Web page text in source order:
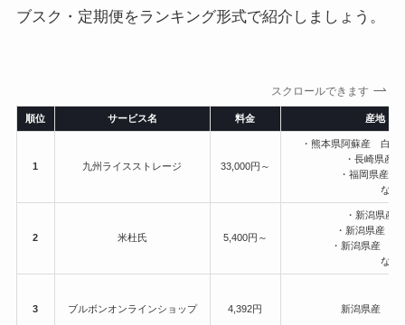
ブスク・定期便をランキング形式で紹介しましょう。
スクロールできます
順位 サービス名 料金 産地・
1 九州ライスストレージ 33,000円～
・熊本県阿蘇産 白川
・長崎県産
・福岡県産
など
2 米杜氏 5,400円～
・新潟県産
・新潟県産
・新潟県産 ミ
など
3 ブルボンオンラインショップ 4,392円 新潟県産 こ